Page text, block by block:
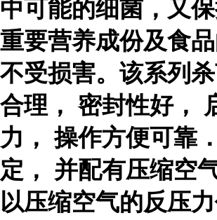
中可能的细菌，又
重要营养成份及食
不受损害。该系列
合理， 密封性好，
力， 操作方便可靠
定， 并配有压缩空
以压缩空气的反压